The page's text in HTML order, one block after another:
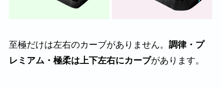
至極だけは左右のカーブがありません。 調律・プ
レミアム・極柔は上下左右にカーブがあります。